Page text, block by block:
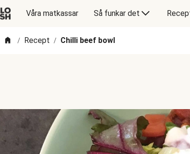
Våra matkassar Så funkar det
/ Recept / Chilli beef bowl